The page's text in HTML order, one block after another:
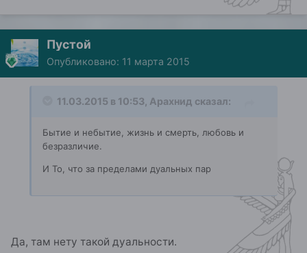
Пустой
Опубликовано: 11 марта 2015
11.03.2015 в 10:53, Арахнид сказал:
Бытие и небытие, жизнь и смерть, любовь и
безразличие.
И То, что за пределами дуальных пар
Да, там нету такой дуальности.